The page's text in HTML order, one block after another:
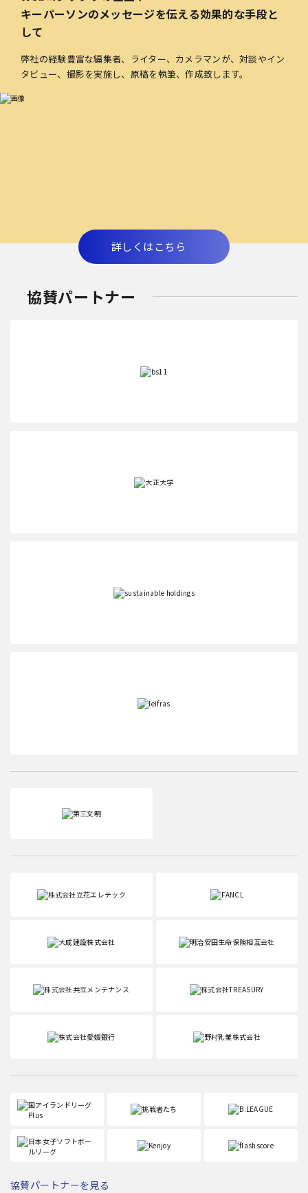
キーパーソンのメッセージを伝える効果的な手段と
して
弊社の経験豊富な編集者、ライター、カメラマンが、対談やイン
タビュー、撮影を実施し、原稿を執筆、作成致します。
詳しくはこちら
協賛パートナー
協賛パートナーを見る